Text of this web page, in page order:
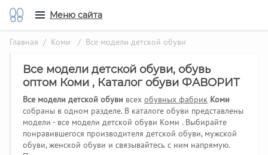
Меню сайта
Главная / Коми / Все модели детской обуви
Все модели детской обуви, обувь
оптом Коми , Каталог обуви ФАВОРИТ
Все модели детской обуви всех обувных фабрик Коми
собраны в одном разделе. В каталоге обуви представлены
модели - все модели детской обуви Коми . Выбирайте
понравившегося производителя детской обуви, мужской
обуви, женской обуви и связывайтесь с ним напрямую.